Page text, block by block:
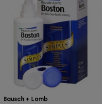
Add to cart
Bausch + Lomb